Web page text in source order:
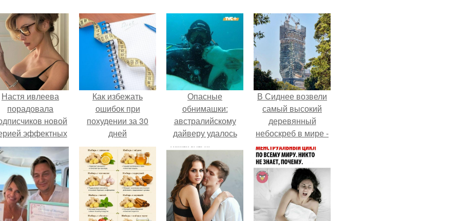
Настя ивлеева
порадовала
новой
эффектных
снимков - и, как
вызвала
обсуждение
в соцсетях.
Как избежать
ошибок при
похудении за 30
дней
Опасные
обнимашки:
австралийскому
дайверу удалось
приручить акулу.
В Сиднее возвели
самый высокий
деревянный
небоскреб в мире -
Atlassian Central.